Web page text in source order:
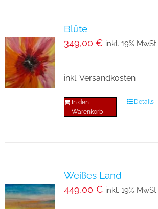
Blüte
349,00 € inkl. 19% MwSt.
inkl. Versandkosten
In den
Warenkorb
Details
Weißes Land
449,00 € inkl. 19% MwSt.